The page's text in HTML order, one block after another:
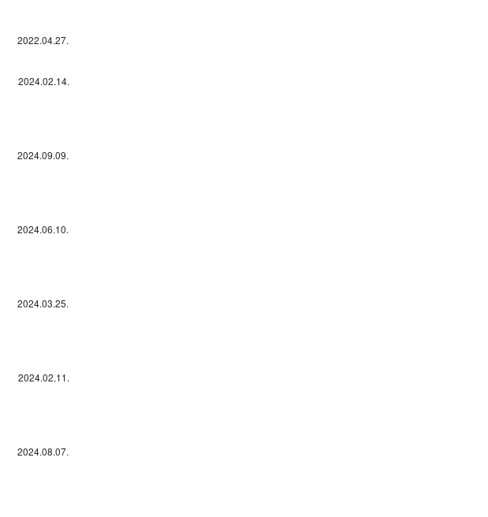
2022.04.27.
2024.02.14.
2024.09.09.
2024.06.10.
2024.03.25.
2024.02.11.
2024.08.07.